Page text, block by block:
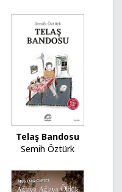
Telaş Bandosu
Semih Öztürk